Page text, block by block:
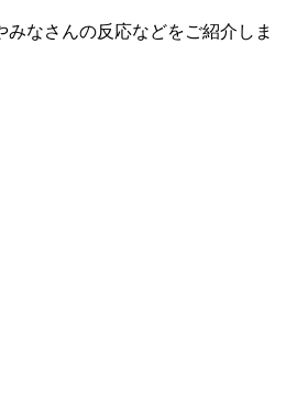
なさんの反応などをご紹介しま